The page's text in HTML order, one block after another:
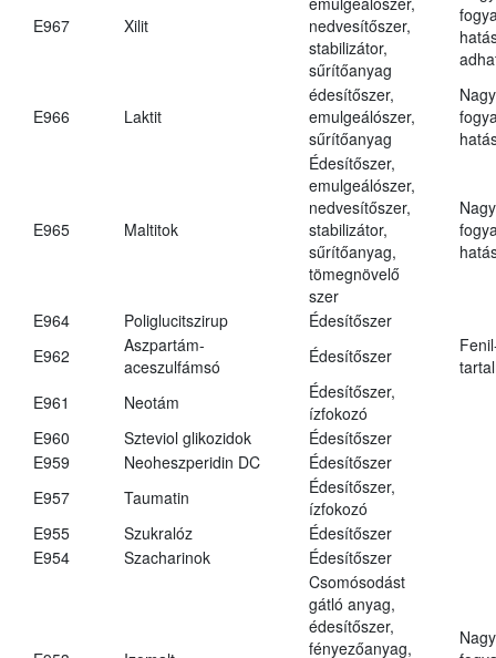
E967 Xilit
nedvesítőszer,
stabilizátor,
sűrítőanyag
E966 Laktit
édesítőszer,
emulgeálószer,
sűrítőanyag
E965 Maltitok
Édesítőszer,
emulgeálószer,
nedvesítőszer,
stabilizátor,
sűrítőanyag,
tömegnövelő
szer
E964 Poliglucitszirup
Édesítőszer
E962
Aszpartám-
aceszulfámsó
Édesítőszer
E961
Neotám
Édesítőszer,
ízfokozó
E960
Szteviol glikozidok
Édesítőszer
E959
Neoheszperidin DC
Édesítőszer
E957
Taumatin
Édesítőszer,
ízfokozó
E955
Szukralóz
Édesítőszer
E954
Szacharinok Édesítőszer
Csomósodást
gátló anyag,
édesítőszer,
fényezőanyag,